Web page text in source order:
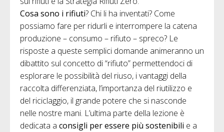
Cosa sono i rifiuti? Chi li ha inventati? Come
possiamo fare per ridurli e interrompere la catena
produzione – consumo – rifiuto – spreco? Le
risposte a queste semplici domande animeranno un
dibattito sul concetto di “rifiuto” permettendoci di
esplorare le possibilità del riuso, i vantaggi della
raccolta differenziata, l’importanza del riutilizzo e
del riciclaggio, il grande potere che si nasconde
nelle nostre mani. L’ultima parte della lezione è
dedicata a consigli per essere più sostenibili e a